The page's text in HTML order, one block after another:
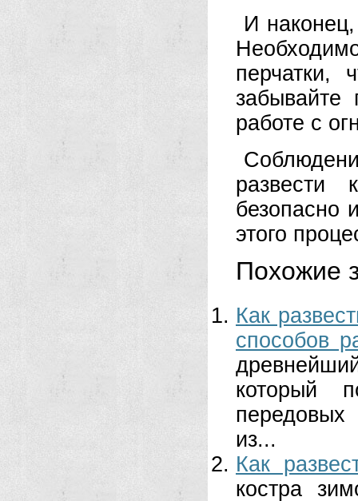
И
перчатки,
работе с
развести
безопасно
этого
Похожие
Как
способов
который
передовых
из...
Как
костра